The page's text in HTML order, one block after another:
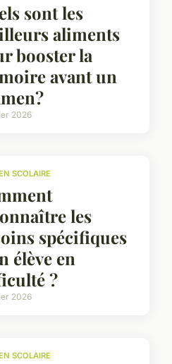
sont les
aliments
booster la
avant un
2026
SCOLAIRE
les
spécifiques
élève en
?
2026
SCOLAIRE